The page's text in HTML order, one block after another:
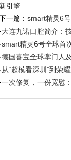
新引擎
一篇： smart精灵6
·大连九诺口腔简介：
·smart精灵6号全球首
·德国喜宝全球掌门人
· 从“超模看深圳”到荣
·一次修复，一份宽慰